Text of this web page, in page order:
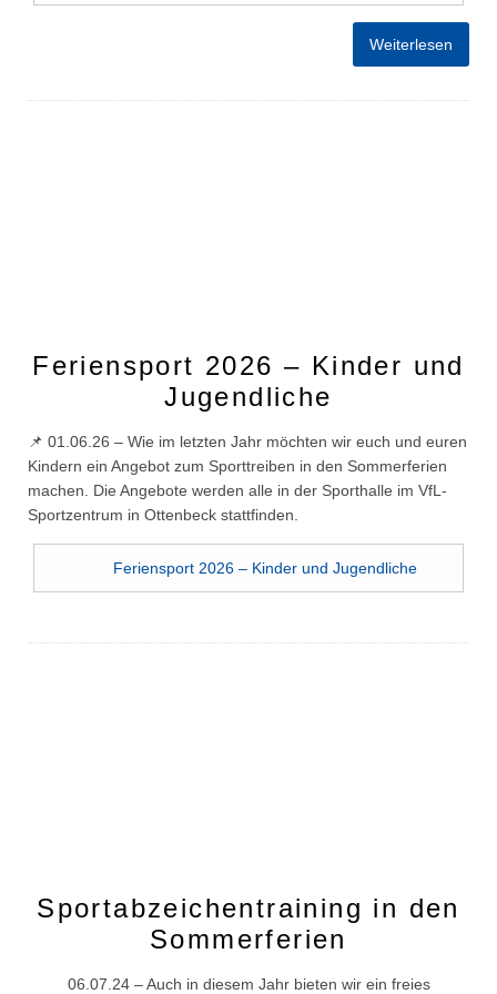
Weiterlesen
Feriensport 2026 – Kinder und
Jugendliche
📌 01.06.26 – Wie im letzten Jahr möchten wir euch und euren
Kindern ein Angebot zum Sporttreiben in den Sommerferien
machen. Die Angebote werden alle in der Sporthalle im VfL-
Sportzentrum in Ottenbeck stattfinden.
Feriensport 2026 – Kinder und Jugendliche
Sportabzeichentraining in den
Sommerferien
06.07.24 – Auch in diesem Jahr bieten wir ein freies